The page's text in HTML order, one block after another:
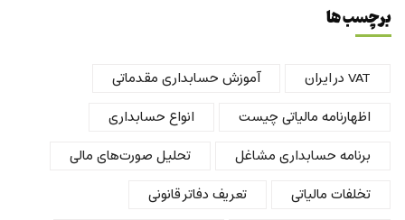
برچسب ها
VAT در ایران
آموزش حسابداری مقدماتی
اظهارنامه مالیاتی چیست
انواع حسابداری
برنامه حسابداری مشاغل
تحلیل صورت‌های مالی
تخلفات مالیاتی
تعریف دفاتر قانونی